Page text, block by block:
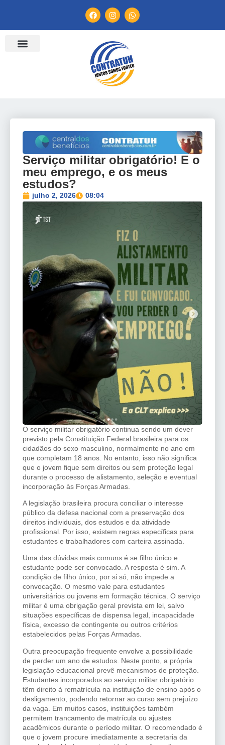
Serviço militar obrigatório! E o
meu emprego, e os meus
estudos?
julho 2, 2026 08:04
O serviço militar obrigatório continua sendo um dever
previsto pela Constituição Federal brasileira para os
cidadãos do sexo masculino, normalmente no ano em
que completam 18 anos. No entanto, isso não significa
que o jovem fique sem direitos ou sem proteção legal
durante o processo de alistamento, seleção e eventual
incorporação às Forças Armadas.
A legislação brasileira procura conciliar o interesse
público da defesa nacional com a preservação dos
direitos individuais, dos estudos e da atividade
profissional. Por isso, existem regras específicas para
estudantes e trabalhadores com carteira assinada.
Uma das dúvidas mais comuns é se filho único e
estudante pode ser convocado. A resposta é sim. A
condição de filho único, por si só, não impede a
convocação. O mesmo vale para estudantes
universitários ou jovens em formação técnica. O serviço
militar é uma obrigação geral prevista em lei, salvo
situações específicas de dispensa legal, incapacidade
física, excesso de contingente ou outros critérios
estabelecidos pelas Forças Armadas.
Outra preocupação frequente envolve a possibilidade
de perder um ano de estudos. Neste ponto, a própria
legislação educacional prevê mecanismos de proteção.
Estudantes incorporados ao serviço militar obrigatório
têm direito à rematrícula na instituição de ensino após o
desligamento, podendo retornar ao curso sem prejuízo
da vaga. Em muitos casos, instituições também
permitem trancamento de matrícula ou ajustes
acadêmicos durante o período militar. O recomendado é
que o jovem procure imediatamente a secretaria da